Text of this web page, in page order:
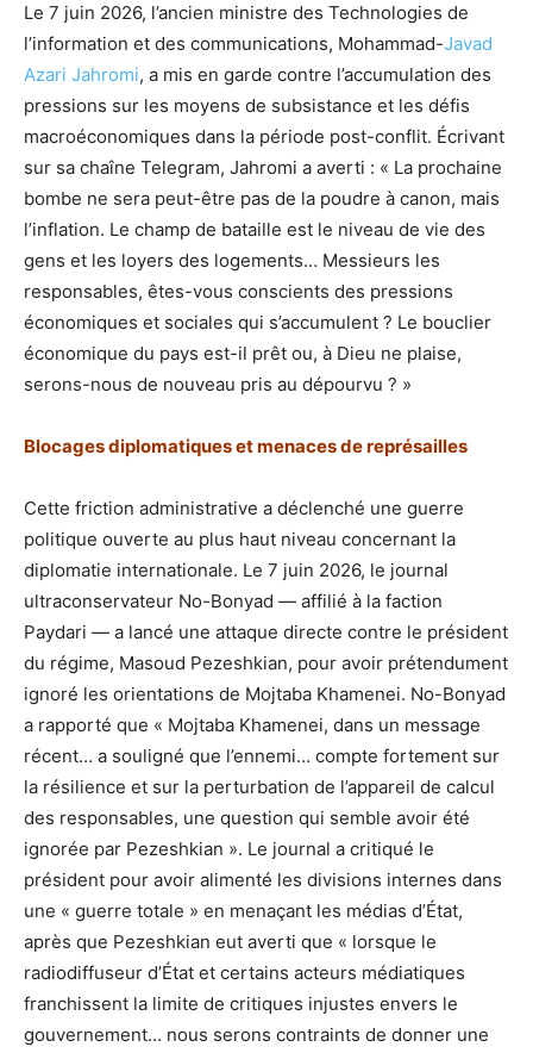
Le 7 juin 2026, l’ancien ministre des Technologies de
l’information et des communications, Mohammad-Javad
Azari Jahromi, a mis en garde contre l’accumulation des
pressions sur les moyens de subsistance et les défis
macroéconomiques dans la période post-conflit. Écrivant
sur sa chaîne Telegram, Jahromi a averti : « La prochaine
bombe ne sera peut-être pas de la poudre à canon, mais
l’inflation. Le champ de bataille est le niveau de vie des
gens et les loyers des logements… Messieurs les
responsables, êtes-vous conscients des pressions
économiques et sociales qui s’accumulent ? Le bouclier
économique du pays est-il prêt ou, à Dieu ne plaise,
serons-nous de nouveau pris au dépourvu ? »
Blocages diplomatiques et menaces de représailles
Cette friction administrative a déclenché une guerre
politique ouverte au plus haut niveau concernant la
diplomatie internationale. Le 7 juin 2026, le journal
ultraconservateur No-Bonyad — affilié à la faction
Paydari — a lancé une attaque directe contre le président
du régime, Masoud Pezeshkian, pour avoir prétendument
ignoré les orientations de Mojtaba Khamenei. No-Bonyad
a rapporté que « Mojtaba Khamenei, dans un message
récent… a souligné que l’ennemi… compte fortement sur
la résilience et sur la perturbation de l’appareil de calcul
des responsables, une question qui semble avoir été
ignorée par Pezeshkian ». Le journal a critiqué le
président pour avoir alimenté les divisions internes dans
une « guerre totale » en menaçant les médias d’État,
après que Pezeshkian eut averti que « lorsque le
radiodiffuseur d’État et certains acteurs médiatiques
franchissent la limite de critiques injustes envers le
gouvernement… nous serons contraints de donner une